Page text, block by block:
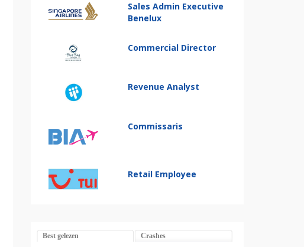
Sales Admin Executive
Benelux
Commercial Director
Revenue Analyst
Commissaris
Retail Employee
Best gelezen Crashes